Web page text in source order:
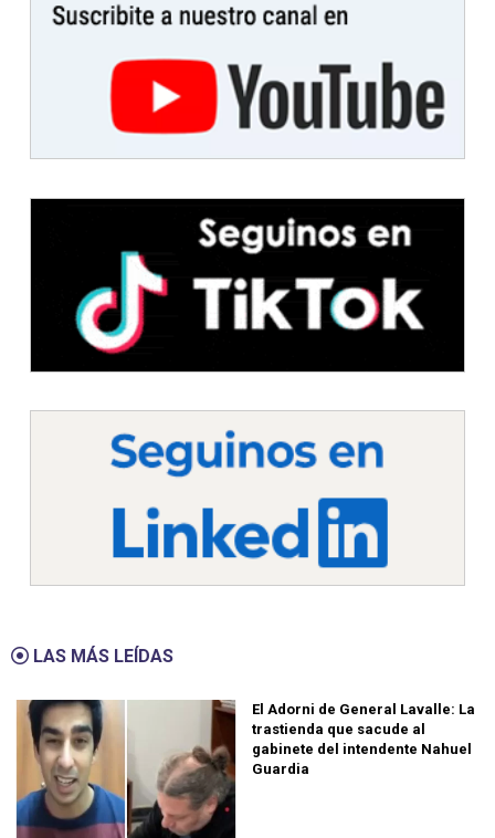
LAS MÁS LEÍDAS
El Adorni de General Lavalle: La
trastienda que sacude al
gabinete del intendente Nahuel
Guardia